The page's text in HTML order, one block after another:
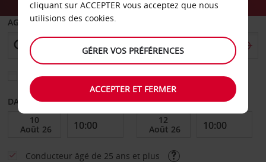
AGENCE DE DÉPART
Sélectionnez une autre agence de retour
DATE DE DÉBUT DATE DE FIN
Conducteur âgé de 25 ans et plus
cliquant sur ACCEPTER vous acceptez que nous
utilisions des cookies.
GÉRER VOS PRÉFÉRENCES
ACCEPTER ET FERMER